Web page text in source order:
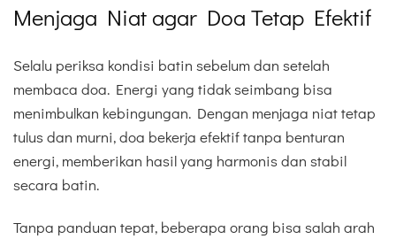
Menjaga Niat agar Doa Tetap Efektif
Selalu periksa kondisi batin sebelum dan setelah
membaca doa. Energi yang tidak seimbang bisa
menimbulkan kebingungan. Dengan menjaga niat tetap
tulus dan murni, doa bekerja efektif tanpa benturan
energi, memberikan hasil yang harmonis dan stabil
secara batin.
Tanpa panduan tepat, beberapa orang bisa salah arah